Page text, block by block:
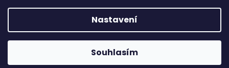
Nastavení
Souhlasím
Podle zákona o evidenci tržeb je prodávající povinen vystavit
kupujícímu účtenku. Zároveň je povinen zaevidovat přijatou
tržbu u správce daně online; v případě technického výpadku
pak nejpozději do 48 hodin.